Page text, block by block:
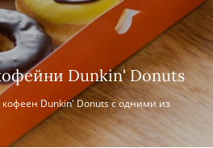
Dunkin' Donuts
Dunkin' Donuts с одними из